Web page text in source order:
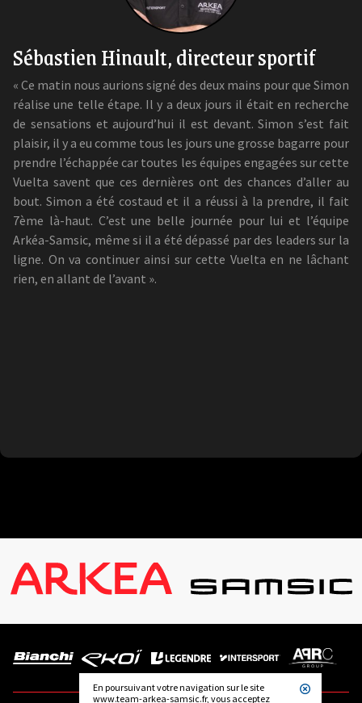
En poursuivant votre navigation sur le site
www.team-arkea-samsic.fr, vous acceptez
Sébastien Hinault, directeur sportif
« Ce matin nous aurions signé des deux mains pour que Simon
réalise une telle étape. Il y a deux jours il était en recherche
de sensations et aujourd’hui il est devant. Simon s’est fait
plaisir, il y a eu comme tous les jours une grosse bagarre pour
prendre l’échappée car toutes les équipes engagées sur cette
Vuelta savent que ces dernières ont des chances d’aller au
bout. Simon a été costaud et il a réussi à la prendre, il fait
7ème là-haut. C’est une belle journée pour lui et l’équipe
Arkéa-Samsic, même si il a été dépassé par des leaders sur la
ligne. On va continuer ainsi sur cette Vuelta en ne lâchant
rien, en allant de l’avant ».